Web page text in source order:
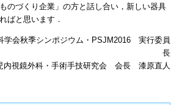
のづくり企業」の方と話し合い，新しい器具
ばと思います．
学会秋季シンポジウム・PSJM2016 実行委員
長
内視鏡外科・手術手技研究会 会長 漆原直人